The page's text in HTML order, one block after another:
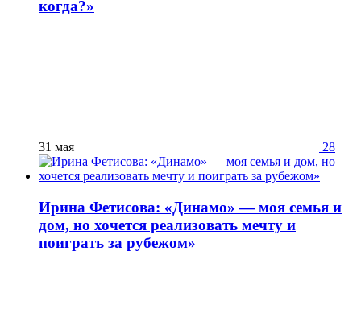
когда?»
31 мая 28
Ирина Фетисова: «Динамо» — моя семья и
дом, но хочется реализовать мечту и
поиграть за рубежом»